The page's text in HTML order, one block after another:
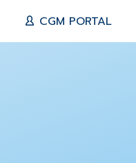
CGM PORTAL